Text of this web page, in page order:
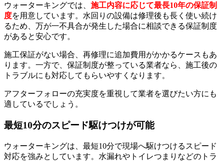
ウォーターキングでは、 施工内容に応じて最長10年の保証制
度を用意しています。水回りの設備は修理後も長く使い続け
るため、万が一不具合が発生した場合に相談できる保証制度
があると安心です。
施工保証がない場合、再修理に追加費用がかかるケースもあ
ります。一方で、保証制度が整っている業者なら、施工後の
トラブルにも対応してもらいやすくなります。
アフターフォローの充実度を重視して業者を選びたい方にも
適しているでしょう。
最短10分のスピード駆けつけが可能
ウォーターキングは、最短10分で現場へ駆けつけるスピード
対応を強みとしています。水漏れやトイレつまりなどのトラ